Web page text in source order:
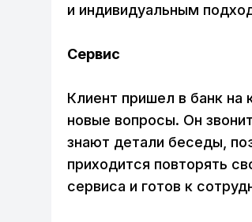
и индивидуальным
Сервис
Клиент пришел в банк на
новые вопросы. Он
знают детали беседы,
приходится повторять
сервиса и готов к